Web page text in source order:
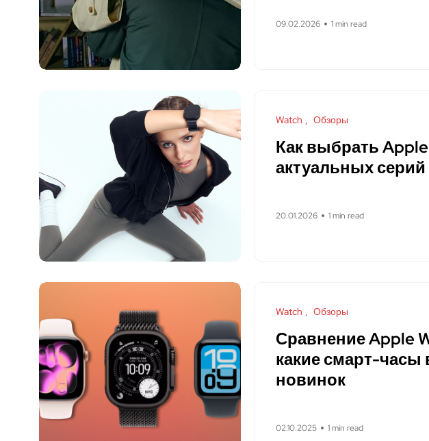
09.02.2026 1 min read
Watch Обзоры
Как выбрать
актуальных серий
20.01.2026 1 min read
Watch Обзоры
Сравнение Apple
какие смарт-
новинок
02.10.2025 1 min read